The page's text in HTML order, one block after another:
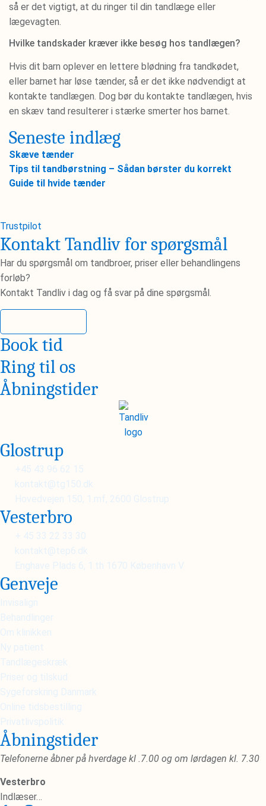
så er det vigtigt, at du ringer til din tandlæge eller
lægevagten.
Hvilke tandskader kræver ikke besøg hos tandlægen?
Hvis dit barn oplever en lettere blødning fra tandkødet,
eller barnet har løse tænder, så er det ikke nødvendigt at
kontakte tandlægen. Dog bør du kontakte tandlægen, hvis
en skæv tand resulterer i stærke smerter hos barnet.
Seneste indlæg
Skæve tænder
Tips til tandbørstning – Sådan børster du korrekt
Guide til hvide tænder
Trustpilot
Kontakt Tandliv for spørgsmål
Har du spørgsmål om tandbroer, priser eller behandlingens
forløb?
Kontakt Tandliv i dag og få svar på dine spørgsmål.
Book tid
Ring til os
Åbningstider
Glostrup
+45 43 96 62 15
kontakt@tg150.dk
Hovedvejen 150, 1.mf, 2600 Glostrup
Vesterbro
+ 45 33 22 33 30
kontakt@tep6.dk
Enghave Plads 6, 1.th 1670 København V
Genveje
Invisalign
Behandlinger
Om klinikken
Ny patient
Tandlægeskræk
Priser og tilskud
Sygeforskring Danmark
Online tidsbestilling
Privatlivspolitik
Åbningstider
Telefonerne åbner på hverdage kl .7.00 og om lørdagen kl. 7.30
Vesterbro
Indlæser…